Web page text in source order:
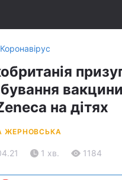
Коронавірус
вакцини
на дітях
1 хв. 1184